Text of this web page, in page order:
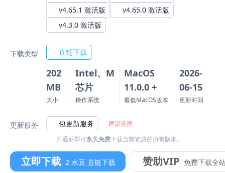
v4.65.1 激活版
v4.65.0 激活版
v4.3.0 激活版
下载类型 直链下载
202
MB
大小
Intel、M
芯片
操作系统
MacOS
11.0.0 +
最低MacOS版本
2026-
06-15
更新时间
更新服务 包更新服务
建议选择
开通后即可永久免费下载当前资源的所有版本。
立即下载 2 水豆 直链下载 赞助VIP 免费下载全